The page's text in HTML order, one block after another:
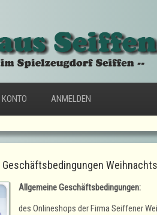
KONTO ANMELDEN
Allgemeine Geschäftsbedingungen:
des Onlineshops der Firma Seiffener